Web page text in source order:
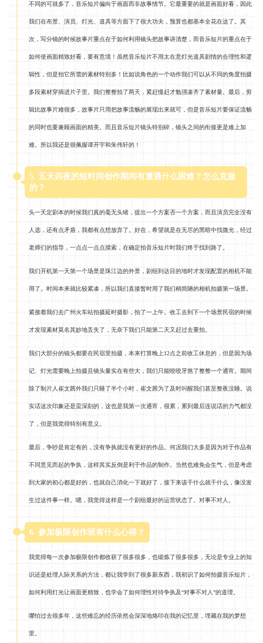
不同的可就多了，音乐短片偏向于画面而非故事情节。它最重要的就是画面好看，因此
我们在布景、演员、灯光、道具等方面下了很大功夫，预算也都基本全花在这了。其
次，写分镜的时候故事片重点在于如何利用镜头把故事讲清楚，而音乐短片的重点在于
如何使画面精致好看，要有意境！虽然音乐短片不用太在意灯光道具剧情的合理性和逻
辑性，但是拍它所需的素材特别多！比如说角色的一个动作我们可以从不同的角度拍摄
多段素材穿插进片子里。我们整整拍了两天，紧赶慢赶才勉强凑齐了素材量。最后，剪
辑比故事片难很多，故事片只用把故事流畅的展现出来就可，但是音乐短片要保证流畅
的同时也要兼顾画面的精美。而且音乐短片镜头特别碎，镜头之间的衔接更是难上加
难。所以我还是很佩服谭开宇和朱伟轩的！
5. 五天四夜的短时间创作期间有遭遇什么困难？怎么克服
的？
头一天定剧本的时候我们真的毫无头绪，提出一个方案否一个方案，而且演员完全没有
人选，还有点矛盾，我都有点想放弃了。好在，希望就是在无尽的黑暗中找微光，经过
老师们的指导，一点点一点点摸索，在确定拍音乐短片时我们终于找到路了。
我们开机第一天第一个场景是珠江边的外景，剧组到达目的地时才发现配置的相机不能
用了。时间本来就比较紧凑，所以我们直接暂时用了我们稍简陋的相机拍摄第一场景。
紧接着我们去广州火车站拍摄延时摄影，拍了一上午。收工去到下一个场景民宿的时候
才发现素材莫名其妙地丢失了，无奈下我们只能第二天又赶过去重拍。
我们大部分的镜头都要在民宿里拍摄，本来打算晚上12点之前收工休息的，但是因为场
记、灯光需要晚上拍摄且镜头量实在有些大，我们只能咬咬牙熬了整整一个通宵。期间
除了制片人崔文茜外我们只睡了半个小时，崔文茜为了及时叫醒我们甚至整夜没睡。说
实话这次印象还是蛮深刻的，这也是我第一次通宵，很累，累到最后连说话的力气都没
了，但是我觉得特别有意义。
最后，争吵是肯定有的，没有争执就没有更好的作品。何况我们大多是因为对于作品有
不同意见而起的争执，这样其实反倒是利于作品的制作。当然也难免会生气，但是考虑
到大家的初心都是好的，也就自己消化一下就好了，接下来该干什么就干什么，像没发
生过这件事一样。嗯，我觉得这样是一个剧组最好的运营状态了。对事不对人。
6. 参加极限创作班有什么心得？
我觉得每一次参加极限创作都收获了很多很多，也锻炼了很多很多，无论是专业上的知
识还是处理人际关系的方法，都让我学到了很多新东西，我初识了如何拍摄音乐短片，
如何利用灯光让画面更精致，也学会了如何理性对待争执及“对事不对人”的道理。
哪怕过去很多年，这些难忘的经历依然会深深地烙印在我的记忆里，埋藏在我的梦想
里。